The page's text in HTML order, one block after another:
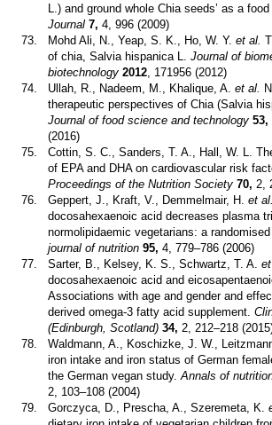
L.) and ground whole Chia seeds’ as a
Journal 7,4, 996 (2009)
73.
Mohd Ali, N., Yeap, S. K., Ho, W. Y. et al.
of chia, Salvia hispanica L.Journal of
biotechnology 2012 , 171956 (2012)
74.
Ullah, R., Nadeem, M., Khalique, A. et al.
therapeutic perspectives of Chia (Salvia
Journal of food science and technology 53,
(2016)
75.
Cottin, S. C., Sanders, T. A., Hall, W. L.
of EPA and DHA on cardiovascular risk
Proceedings of the Nutrition Society 70, 2,
76.
Geppert, J., Kraft, V., Demmelmair, H. et al.
docosahexaenoic acid decreases plasma
normolipidaemic vegetarians: a randomised
journal of nutrition 95,4, 779–786 (2006)
77.
Sarter, B., Kelsey, K. S., Schwartz, T. A. et
docosahexaenoic acid and
Associations with age and gender and
derived omega-3 fatty acid supplement.
(Edinburgh, Scotland) 34, 2, 212–218
78.
Waldmann, A., Koschizke, J. W.,
iron intake and iron status of German
the German vegan study.Annals of
2, 103–108 (2004)
79.
Gorczyca, D., Prescha, A., Szeremeta, K.